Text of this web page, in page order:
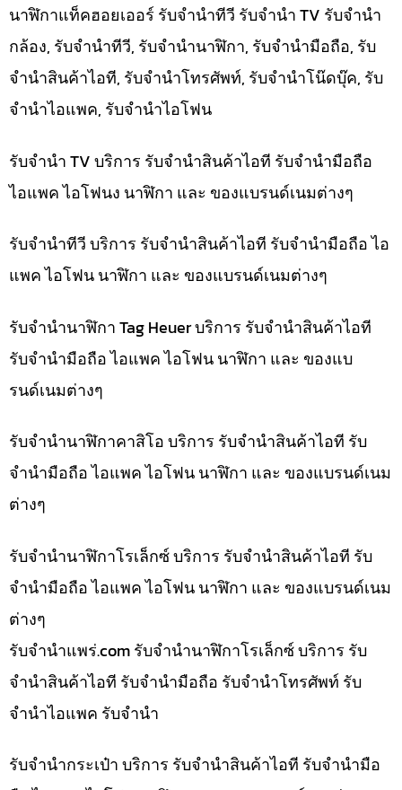
นาฬิกาแท็คฮอยเออร์ รับจำนำทีวี รับจำนำ TV รับจำนำ
กล้อง, รับจำนำทีวี, รับจำนำนาฬิกา, รับจำนำมือถือ, รับ
จำนำสินค้าไอที, รับจำนำโทรศัพท์, รับจำนำโน๊ดบุ๊ค, รับ
จำนำไอแพค, รับจำนำไอโฟน
รับจำนำ TV บริการ รับจำนำสินค้าไอที รับจำนำมือถือ
ไอแพค ไอโฟนง นาฬิกา และ ของแบรนด์เนมต่างๆ
รับจำนำทีวี บริการ รับจำนำสินค้าไอที รับจำนำมือถือ ไอ
แพค ไอโฟน นาฬิกา และ ของแบรนด์เนมต่างๆ
รับจำนำนาฬิกา Tag Heuer บริการ รับจำนำสินค้าไอที
รับจำนำมือถือ ไอแพค ไอโฟน นาฬิกา และ ของแบ
รนด์เนมต่างๆ
รับจำนำนาฬิกาคาสิโอ บริการ รับจำนำสินค้าไอที รับ
จำนำมือถือ ไอแพค ไอโฟน นาฬิกา และ ของแบรนด์เนม
ต่างๆ
รับจำนำนาฬิกาโรเล็กซ์ บริการ รับจำนำสินค้าไอที รับ
จำนำมือถือ ไอแพค ไอโฟน นาฬิกา และ ของแบรนด์เนม
ต่างๆ
รับจํานําแพร่.com รับจำนำนาฬิกาโรเล็กซ์ บริการ รับ
จำนำสินค้าไอที รับจำนำมือถือ รับจำนำโทรศัพท์ รับ
จำนำไอแพค รับจำนำ
รับจำนำกระเป๋า บริการ รับจำนำสินค้าไอที รับจำนำมือ